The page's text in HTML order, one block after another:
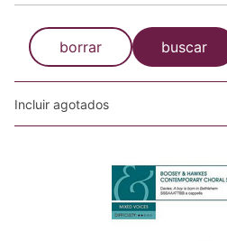
borrar buscar
Incluir agotados